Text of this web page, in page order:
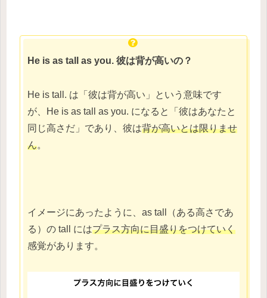
He is as tall as you. 彼は背が高いの？
He is tall. は「彼は背が高い」という意味です
が、He is as tall as you. になると「彼はあなたと
同じ高さだ」であり、彼は背が高いとは限りませ
ん。
イメージにあったように、as tall（ある高さであ
る）の tall にはプラス方向に目盛りをつけていく
感覚があります。